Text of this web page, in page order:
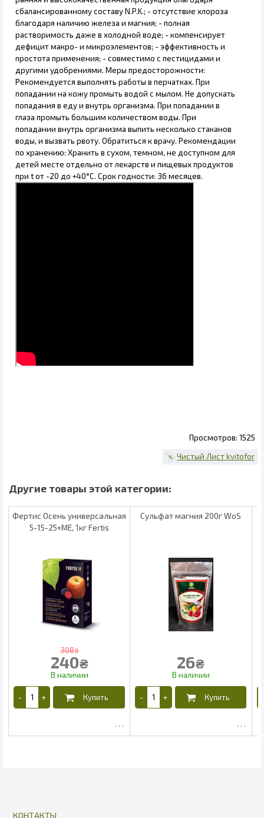
сбалансированному составу N.P.K.; - отсутствие хлороза
благодаря наличию железа и магния; - полная
растворимость даже в холодной воде; - компенсирует
дефицит макро- и микроэлементов; - эффективность и
простота применения; - совместимо с пестицидами и
другими удобрениями. Меры предосторожности:
Рекомендуется выполнять работы в перчатках. При
попадании на кожу промыть водой с мылом. Не допускать
попадания в еду и внутрь организма. При попадании в
глаза промыть большим количеством воды. При
попадании внутрь организма выпить несколько стаканов
воды, и вызвать рвоту. Обратиться к врачу. Рекомендации
по хранению: Хранить в сухом, темном, не доступном для
детей месте отдельно от лекарств и пищевых продуктов
при t от -20 до +40°С. Срок годности: 36 месяцев.
1525
Чистый Лист kvitofor
Фертис Осень универсальная
5-15-25+МЕ, 1кг Fertis
308₴
240₴
Сульфат магния 200г WoS
26₴
КОНТАКТЫ